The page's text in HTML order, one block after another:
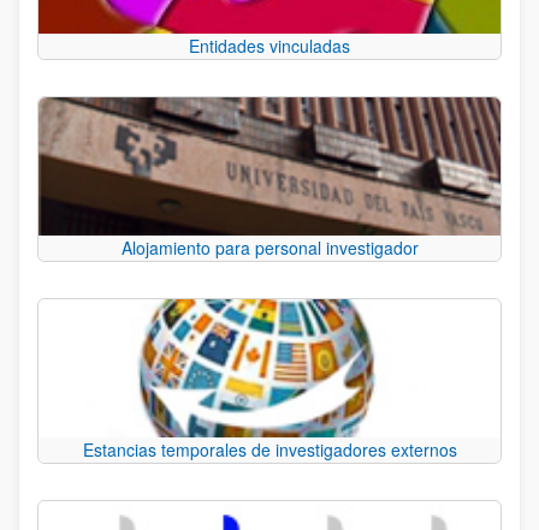
Entidades vinculadas
Alojamiento para personal investigador
Estancias temporales de investigadores externos